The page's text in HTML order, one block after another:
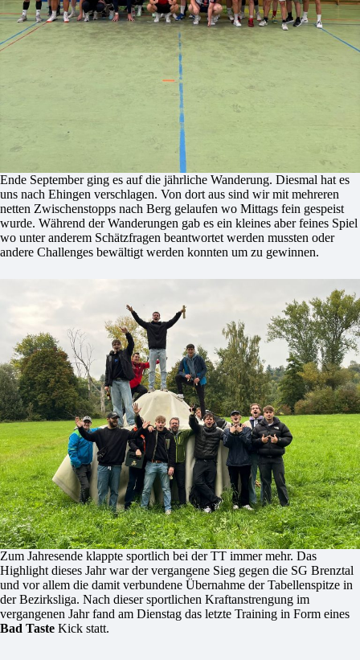
Ende September ging es auf die jährliche Wanderung. Diesmal hat es
uns nach Ehingen verschlagen. Von dort aus sind wir mit mehreren
netten Zwischenstopps nach Berg gelaufen wo Mittags fein gespeist
wurde. Während der Wanderungen gab es ein kleines aber feines Spiel
wo unter anderem Schätzfragen beantwortet werden mussten oder
andere Challenges bewältigt werden konnten um zu gewinnen.
Zum Jahresende klappte sportlich bei der TT immer mehr. Das
Highlight dieses Jahr war der vergangene Sieg gegen die SG Brenztal
und vor allem die damit verbundene Übernahme der Tabellenspitze in
der Bezirksliga. Nach dieser sportlichen Kraftanstrengung im
vergangenen Jahr fand am Dienstag das letzte Training in Form eines
Bad Taste Kick statt.